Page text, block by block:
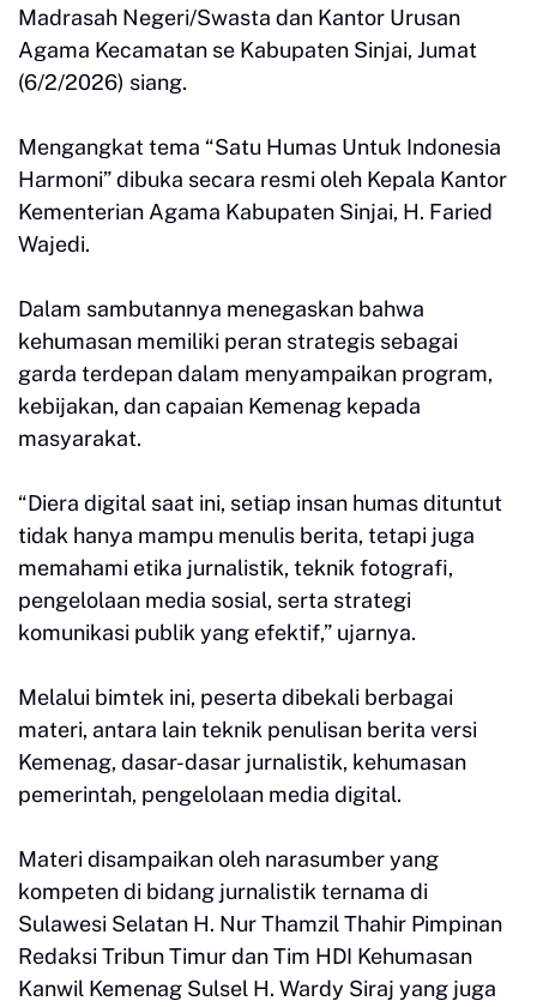
Madrasah Negeri/Swasta dan Kantor Urusan
Agama Kecamatan se Kabupaten Sinjai, Jumat
(6/2/2026) siang.
Mengangkat tema “Satu Humas Untuk Indonesia
Harmoni” dibuka secara resmi oleh Kepala Kantor
Kementerian Agama Kabupaten Sinjai, H. Faried
Wajedi.
Dalam sambutannya menegaskan bahwa
kehumasan memiliki peran strategis sebagai
garda terdepan dalam menyampaikan program,
kebijakan, dan capaian Kemenag kepada
masyarakat.
“Diera digital saat ini, setiap insan humas dituntut
tidak hanya mampu menulis berita, tetapi juga
memahami etika jurnalistik, teknik fotografi,
pengelolaan media sosial, serta strategi
komunikasi publik yang efektif,” ujarnya.
Melalui bimtek ini, peserta dibekali berbagai
materi, antara lain teknik penulisan berita versi
Kemenag, dasar-dasar jurnalistik, kehumasan
pemerintah, pengelolaan media digital.
Materi disampaikan oleh narasumber yang
kompeten di bidang jurnalistik ternama di
Sulawesi Selatan H. Nur Thamzil Thahir Pimpinan
Redaksi Tribun Timur dan Tim HDI Kehumasan
Kanwil Kemenag Sulsel H. Wardy Siraj yang juga